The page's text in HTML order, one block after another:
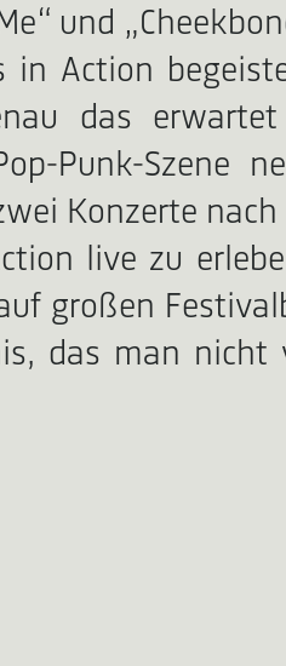
und
in Action
das
Punk-Szene
Konzerte nach
live zu
großen
das man nicht